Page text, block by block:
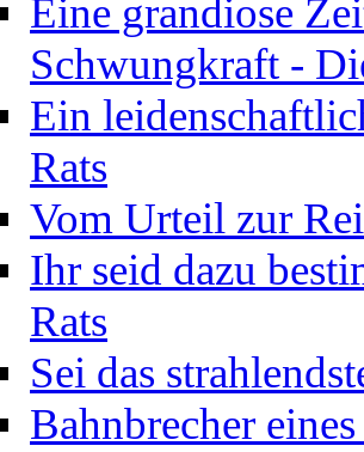
Eine grandiose
Schwungkraft -
Ein
Rats
Vom Urteil zur
Ihr seid dazu
Rats
Sei das
Bahnbrecher